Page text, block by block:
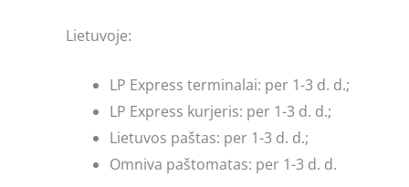
Lietuvoje:
LP Express terminalai: per 1-3 d. d.;
LP Express kurjeris: per 1-3 d. d.;
Lietuvos paštas: per 1-3 d. d.;
Omniva paštomatas: per 1-3 d. d.